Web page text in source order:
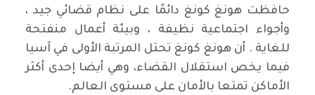
حافظت هونغ كونغ دائمًا على نظام قضائي جيد ،
وأجواء اجتماعية نظيفة ، وبيئة أعمال منفتحة
للغاية . أن هونغ كونغ تحتل المرتبة الأولى في آسيا
فيما يخص استقلال القضاء، وهي أيضا إحدى أكثر
الأماكن تمتعا بالأمان على مستوى العالم.